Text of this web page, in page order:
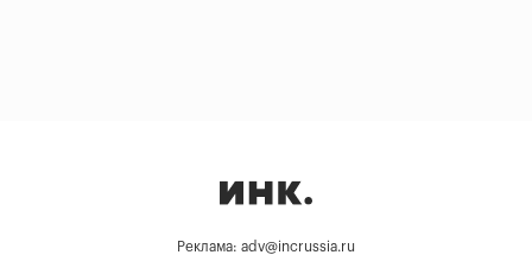
Реклама: adv@incrussia.ru